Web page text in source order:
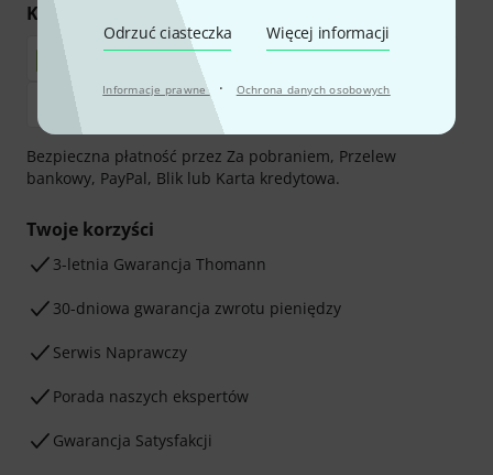
Odrzuć ciasteczka Więcej informacji
Informacje prawne · Ochrona danych osobowych
Kupuj i płać bezpiecznie
Bezpieczna płatność przez Za pobraniem, Przelew
bankowy, PayPal, Blik lub Karta kredytowa.
Twoje korzyści
3-letnia Gwarancja Thomann
30-dniowa gwarancja zwrotu pieniędzy
Serwis Naprawczy
Porada naszych ekspertów
Gwarancja Satysfakcji